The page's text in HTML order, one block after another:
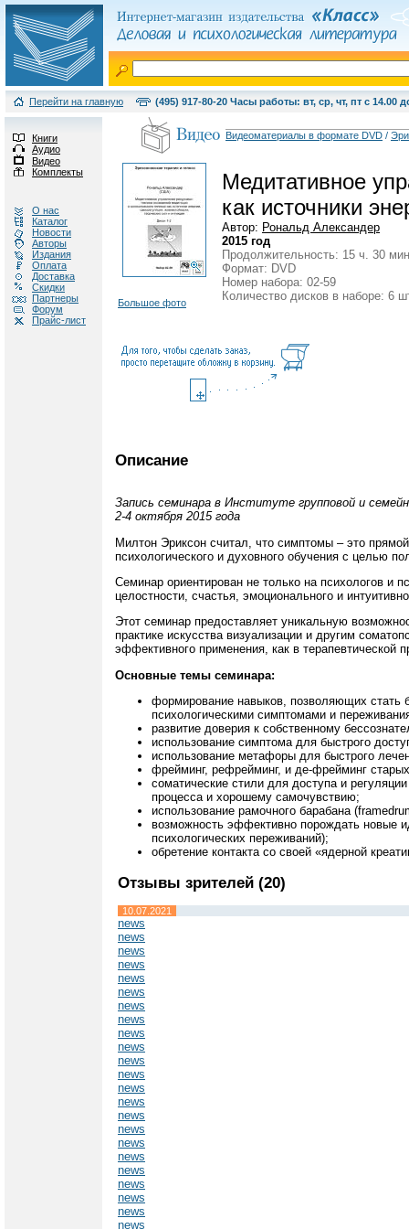
Перейти на главную (495) 917-80-20 Часы работы: вт, ср, чт, пт с 14.00
Книги
Аудио
Видео
Комплекты
О нас
Каталог
Новости
Авторы
Издания
Оплата
Доставка
Скидки
Партнеры
Форум
Прайс-лист
Видеоматериалы в формате DVD /
Большое фото
Медитативное
как источники
Автор: Рональд Александер
2015 год
Продолжительность: 15 ч. 30
Формат: DVD
Номер набора: 02-59
Количество дисков в наборе: 6
Описание
Запись семинара в Институте групповой и
2-4 октября 2015 года
Милтон Эриксон считал, что симптомы – это
психологического и духовного обучения с целью
Семинар ориентирован не только на психологов и
целостности, счастья, эмоционального и
Этот семинар предоставляет уникальную
практике искусства визуализации и другим
эффективного применения, как в терапевтической
Основные темы семинара:
формирование навыков, позволяющих стать
психологическими симптомами и
развитие доверия к собственному
использование симптома для быстрого
использование метафоры для быстрого
фрейминг, рефрейминг, и де-фрейминг
соматические стили для доступа и
процесса и хорошему самочувствию;
использование рамочного барабана
возможность эффективно порождать новые
психологических переживаний);
обретение контакта со своей «ядерной
Отзывы зрителей (20)
10.07.2021
news
news
news
news
news
news
news
news
news
news
news
news
news
news
news
news
news
news
news
news
news
news
news